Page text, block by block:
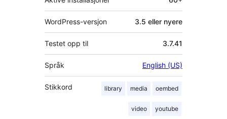
WordPress-versjon 3.5 eller nyere
Testet opp til 3.7.41
Språk English (US)
Stikkord library media oembed
video youtube